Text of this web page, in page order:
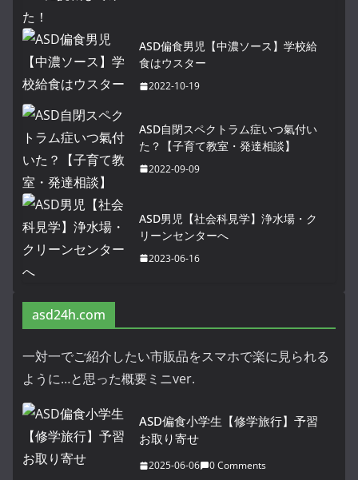
ASD偏食男児【中濃ソース】学校給
食はウスター
2022-10-19
ASD自閉スペクトラム症いつ氣付い
た？【子育て教室・発達相談】
2022-09-09
ASD男児【社会科見学】浄水場・ク
リーンセンターへ
2023-06-16
asd24h.com
一対一でご紹介したい市販品をスマホで楽に見られる
ように…と思った概要ミニver.
ASD偏食小学生【修学旅行】予習
お取り寄せ
2025-06-06 0 Comments